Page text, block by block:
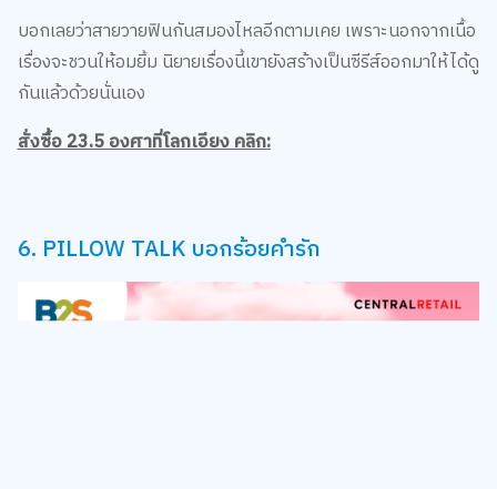
บอกเลยว่าสายวายฟินกันสมองไหลอีกตามเคย เพราะนอกจากเนื้อ
เรื่องจะชวนให้อมยิ้ม นิยายเรื่องนี้เขายังสร้างเป็นซีรีส์ออกมาให้ได้ดู
กันแล้วด้วยนั่นเอง
สั่งซื้อ 23.5 องศาที่โลกเอียง คลิก:
6. PILLOW TALK บอกร้อยคำรัก